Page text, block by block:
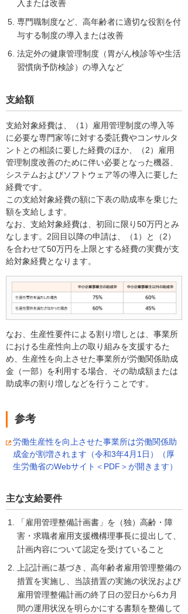
入または改善
専門職制度など、高年齢者に適切な役割を付
与する制度の導入または改善
法定外の健康管理制度（胃がん検診等や生活
習慣病予防検診）の導入など
支給額
支給対象経費は、（1）雇用管理制度の導入等
に必要な専門家等に対する委託費やコンサルタ
ントとの相談に要した経費のほか、（2）雇用
管理制度改善のために伴い必要となった機器、
システムおよびソフトウェア等の導入に要した
経費です。
この支給対象経費の額に下表の助成率を乗じた
額を支給します。
なお、支給対象経費は、初回に限り50万円とみ
なします。2回目以降の申請は、（1）と（2）
を合わせて50万円を上限とする経費の実費が支
給対象経費となります。
なお、生産性要件による割り増しとは、事業所
における生産性向上の取り組みを支援するた
め、生産性を向上させた事業所が労働関係助成
金（一部）を利用する場合、その助成額または
助成率の割り増しなどを行うことです。
参考
労働生産性を向上させた事業所は労働関係助
成金が割増されます（令和3年4月1日）（厚
生労働省のWebサイト＜PDF＞が開きます）
主な支給要件
「雇用管理整備計画書」を（独）高齢・障
害・求職者雇用支援機構理事長に提出して、
計画内容について認定を受けていること
上記計画に基づき、高年齢者雇用管理整備の
措置を実施し、当該措置の実施の状況および
雇用管理整備計画の終了日の翌日から6カ月
間の運用状況を明らかにする書類を整備して